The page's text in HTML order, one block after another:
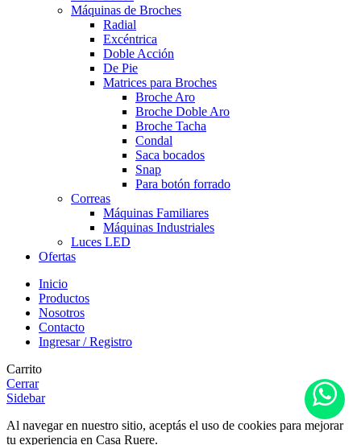
Máquinas de Broches
Radial
Excéntrica
Doble Acción
De Pie
Matrices para Broches
Broche Aro
Broche Doble Aro
Broche Tacha
Condal
Saca bocados
Snap
Para botón forrado
Correas
Máquinas Familiares
Máquinas Industriales
Luces LED
Ofertas
Inicio
Productos
Nosotros
Contacto
Ingresar / Registro
Carrito
Cerrar
Sidebar
Al navegar en nuestro sitio, aceptás el uso de cookies para mejorar
tu experiencia en Casa Ruere.